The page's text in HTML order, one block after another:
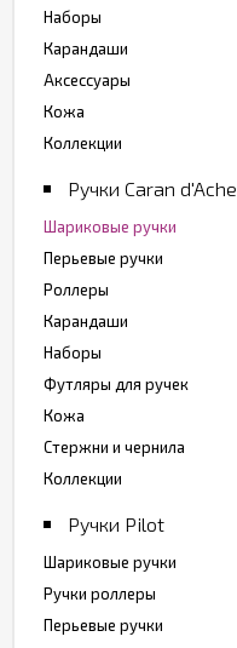
Наборы
Карандаши
Аксессуары
Кожа
Коллекции
Ручки Caran d'Ache
Шариковые ручки
Перьевые ручки
Роллеры
Карандаши
Наборы
Футляры для ручек
Кожа
Стержни и чернила
Коллекции
Ручки Pilot
Шариковые ручки
Ручки роллеры
Перьевые ручки